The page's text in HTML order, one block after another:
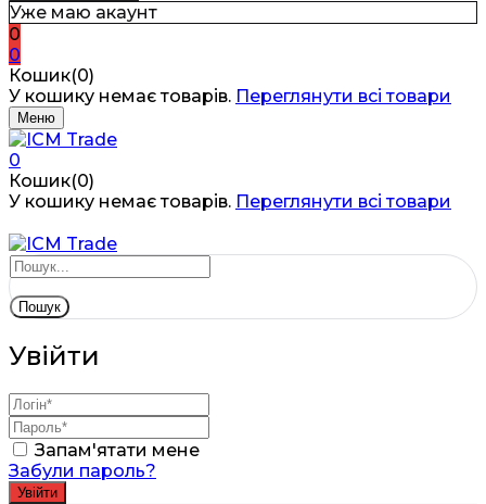
Уже маю акаунт
0
0
Кошик(0)
У кошику немає товарів. Переглянути всі товари
Меню
0
Кошик(0)
У кошику немає товарів. Переглянути всі товари
Пошук
Увійти
Запам'ятати мене
Забули пароль?